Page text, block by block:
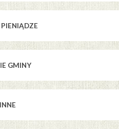
GMINY